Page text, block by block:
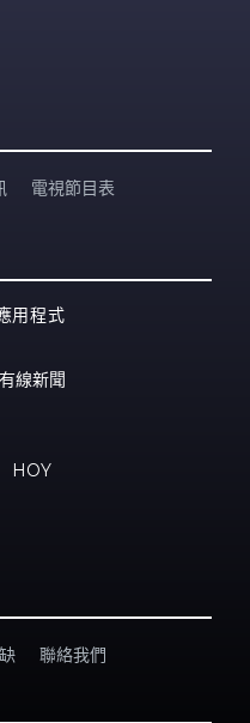
電視節目表
用程式
有線新聞
HOY
聯絡我們